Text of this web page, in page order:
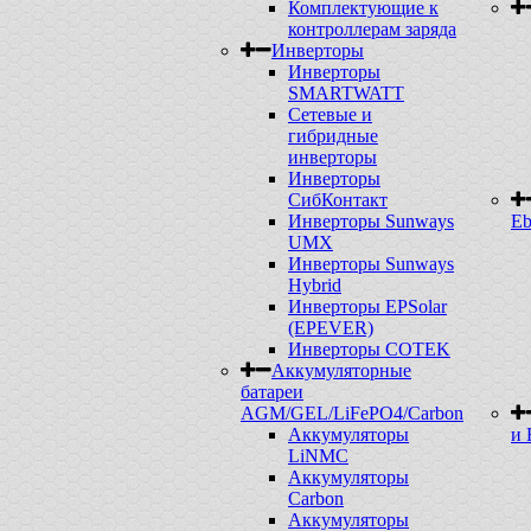
Комплектующие к
контроллерам заряда
Инверторы
Инверторы
SMARTWATT
Сетевые и
гибридные
инверторы
Инверторы
СибКонтакт
Инверторы Sunways
UMX
Инверторы Sunways
Hybrid
Инверторы EPSolar
(EPEVER)
Инверторы COTEK
Аккумуляторные
батареи
AGM/GEL/LiFePO4/Carbon
Аккумуляторы
LiNMC
Аккумуляторы
Carbon
Аккумуляторы
и